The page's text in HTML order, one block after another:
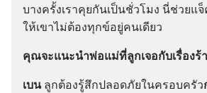
บาง​ครั้ง​เรา​คุย​กัน​เป็น​ชั่วโมง นี่​ช่วย​แ
ให้​เขา​ไม่​ต้อง​ทุกข์​อยู่​คน​เดียว
คุณ​จะ​แนะ​นำ​พ่อ​แม่​ที่​ลูก​เจอ​กับ​เรื่อง​ร้า
เบนลูก​ต้อง​รู้สึก​ปลอด​ภัย​ใน​ครอบครัว​